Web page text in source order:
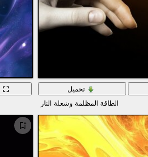
تحميل
الطاقة المظلمة وشعلة النار